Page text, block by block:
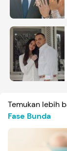
Temukan lebih
Fase Bunda